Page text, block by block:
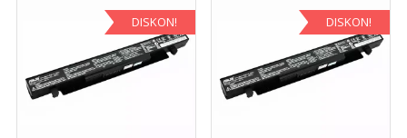
28,57$.
DISKON! DISKON!